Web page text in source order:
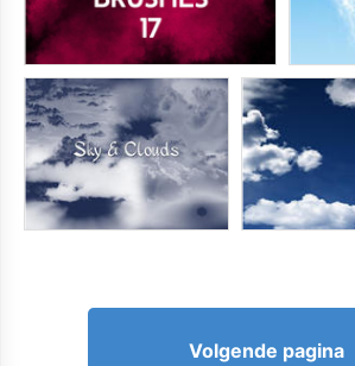
Volgende pagina